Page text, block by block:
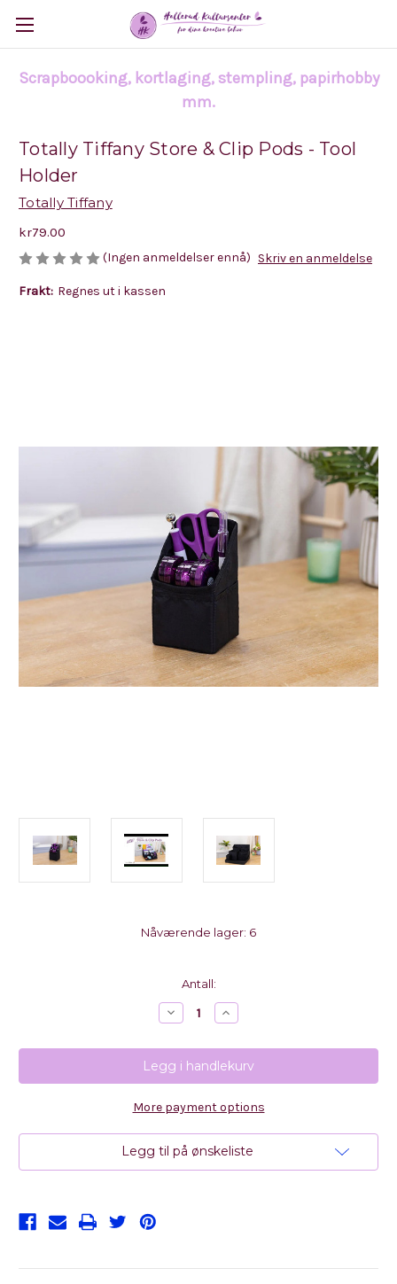
Scrapboooking, kortlaging, stempling, papirhobby
mm.
Totally Tiffany Store & Clip Pods - Tool
Holder
Totally Tiffany
kr79.00
(Ingen anmeldelser ennå) Skriv en anmeldelse
Frakt: Regnes ut i kassen
Nåværende lager: 6
Antall:
Reduser
antall
Totally
Tiffany
Store
&
Pods
Tool
Holder
Øk
antall
Totally
Tiffany
Store
&
Clip
Pods
Tool
Holder
More payment options
Legg til på ønskeliste